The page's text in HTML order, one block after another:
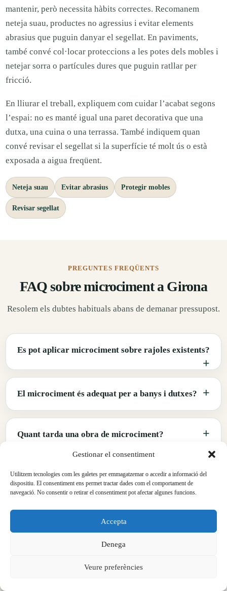
Gestionar el consentiment
Utilitzem tecnologies com les galetes per emmagatzemar o accedir a informació del
dispositiu. El consentiment ens permet tractar dades com el comportament de
navegació. No consentir o retirar el consentiment pot afectar algunes funcions.
Accepta
Denega
Veure preferències
mantenir, però necessita hàbits correctes. Recomanem
neteja suau, productes no agressius i evitar elements
abrasius que puguin danyar el segellat. En paviments,
també convé col·locar proteccions a les potes dels mobles i
netejar sorra o partícules dures que puguin ratllar per
fricció.
En lliurar el treball, expliquem com cuidar l’acabat segons
l’espai: no es manté igual una paret decorativa que una
dutxa, una cuina o una terrassa. També indiquem quan
convé revisar el segellat si la superfície té molt ús o està
exposada a aigua freqüent.
Neteja suau Evitar abrasius Protegir mobles
Revisar segellat
PREGUNTES FREQÜENTS
FAQ sobre microciment a Girona
Resolem els dubtes habituals abans de demanar pressupost.
Es pot aplicar microciment sobre rajoles existents?
El microciment és adequat per a banys i dutxes?
Quant tarda una obra de microciment?
Quant costa aplicar microciment a Girona?